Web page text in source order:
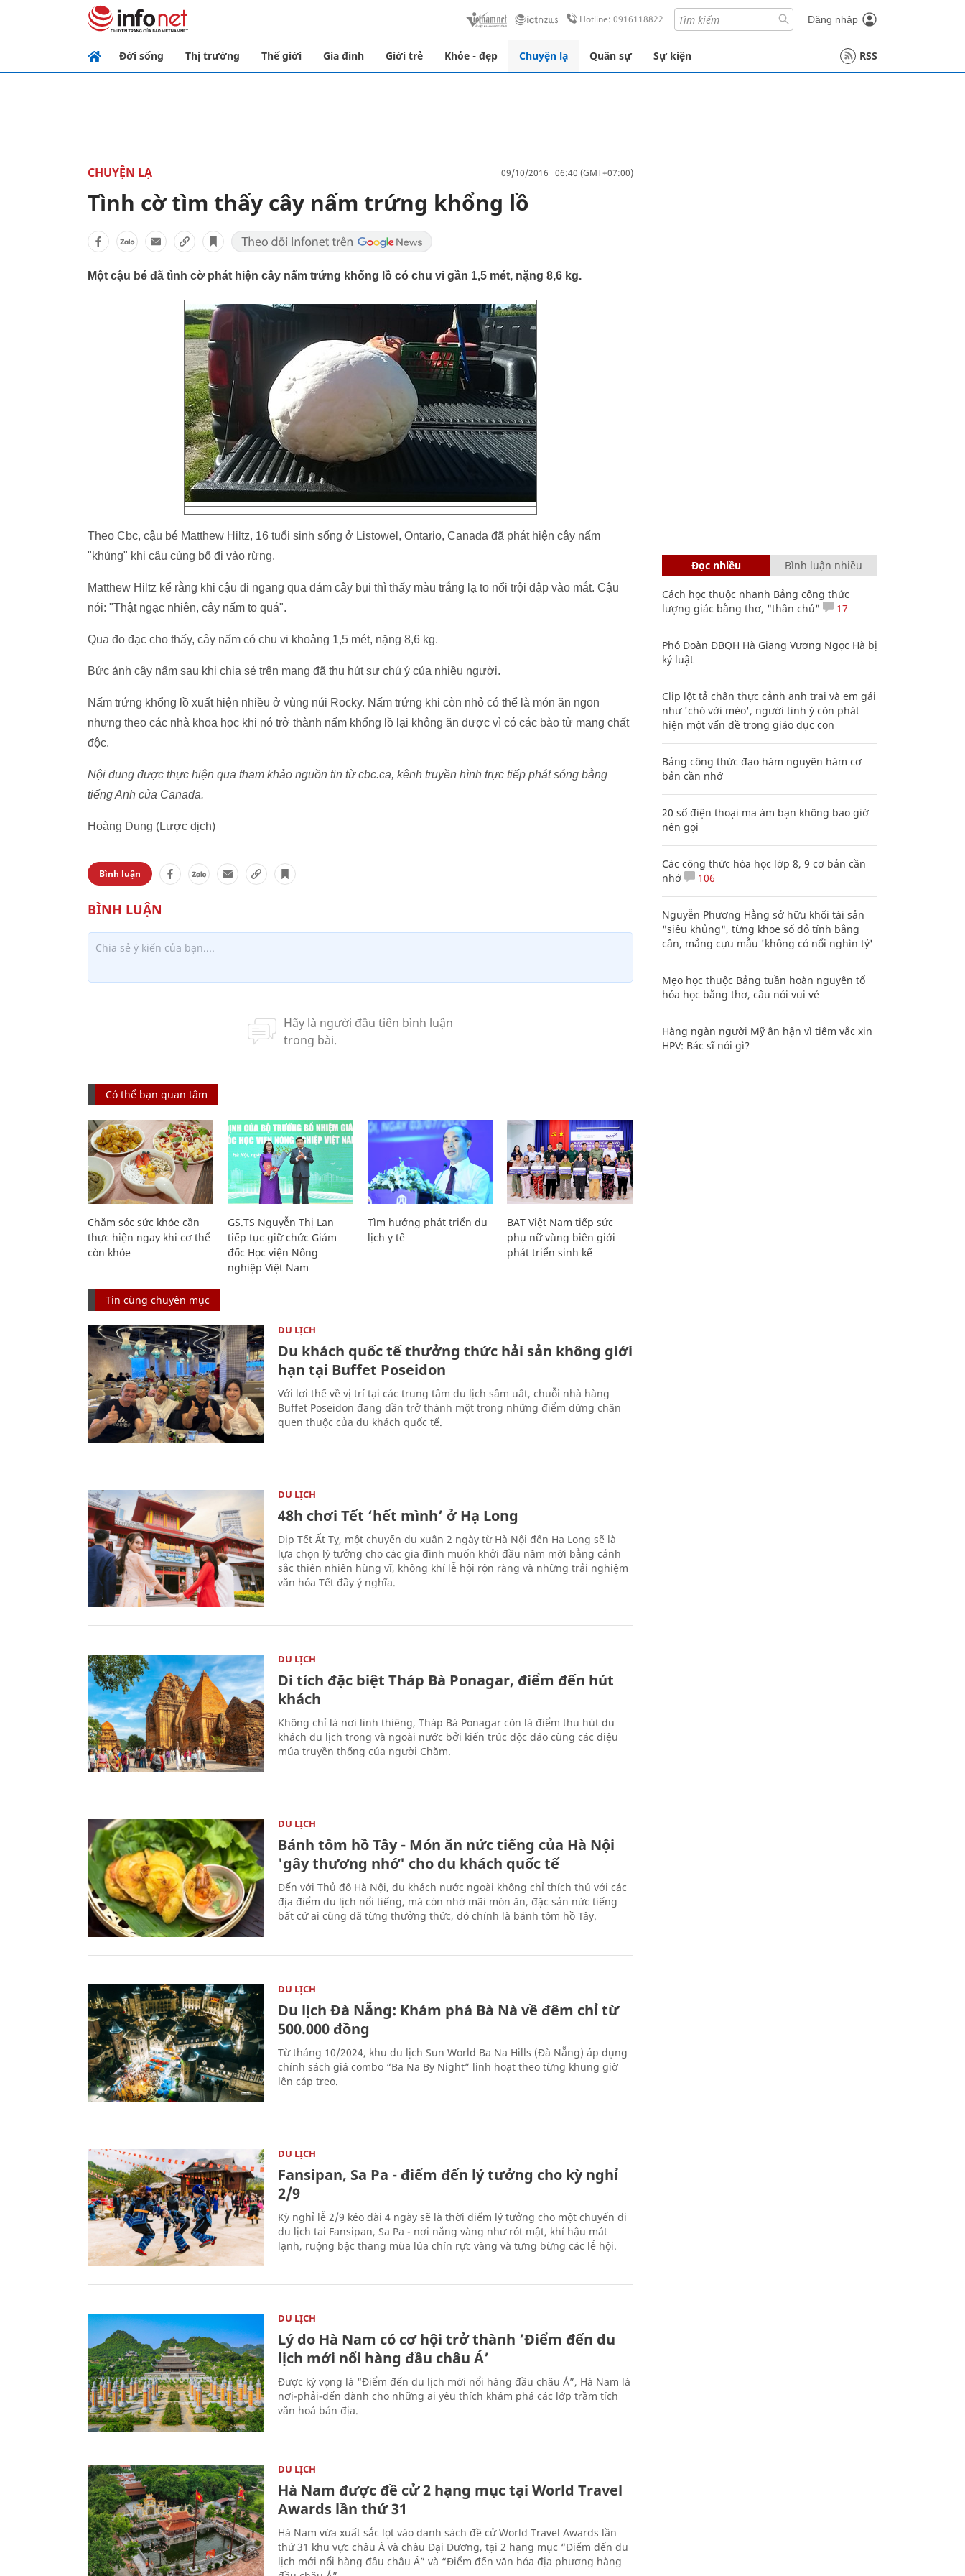
Hotline: 0916118822 Đăng nhập
Đời sống Thị trường Thế giới Gia đình Giới trẻ Khỏe - đẹp Chuyện lạ Quân sự Sự kiện RSS
CHUYỆN LẠ 09/10/2016 06:40 (GMT+07:00)
Tình cờ tìm thấy cây nấm trứng khổng lồ
Một cậu bé đã tình cờ phát hiện cây nấm trứng khổng lồ có chu vi gần 1,5 mét, nặng 8,6 kg.
Theo Cbc, cậu bé Matthew Hiltz, 16 tuổi sinh sống ở Listowel, Ontario, Canada đã phát hiện cây nấm
"khủng" khi cậu cùng bố đi vào rừng.
Matthew Hiltz kể rằng khi cậu đi ngang qua đám cây bụi thì thấy màu trắng lạ to nổi trội đập vào mắt. Cậu
nói: "Thật ngạc nhiên, cây nấm to quá".
Qua đo đạc cho thấy, cây nấm có chu vi khoảng 1,5 mét, nặng 8,6 kg.
Bức ảnh cây nấm sau khi chia sẻ trên mạng đã thu hút sự chú ý của nhiều người.
Nấm trứng khổng lồ xuất hiện nhiều ở vùng núi Rocky. Nấm trứng khi còn nhỏ có thể là món ăn ngon
nhưng theo các nhà khoa học khi nó trở thành nấm khổng lồ lại không ăn được vì có các bào tử mang chất
độc.
Nội dung được thực hiện qua tham khảo nguồn tin từ cbc.ca, kênh truyền hình trực tiếp phát sóng bằng
tiếng Anh của Canada.
Hoàng Dung (Lược dịch)
Bình luận
Có thể bạn quan tâm
Chăm sóc sức khỏe cần
thực hiện ngay khi cơ thể
còn khỏe
GS.TS Nguyễn Thị Lan
tiếp tục giữ chức Giám
đốc Học viện Nông
nghiệp Việt Nam
Tìm hướng phát triển du
lịch y tế
BAT Việt Nam tiếp sức
phụ nữ vùng biên giới
phát triển sinh kế
Tin cùng chuyên mục
DU LỊCH
Du khách quốc tế thưởng thức hải sản không giới
hạn tại Buffet Poseidon
Với lợi thế về vị trí tại các trung tâm du lịch sầm uất, chuỗi nhà hàng
Buffet Poseidon đang dần trở thành một trong những điểm dừng chân
quen thuộc của du khách quốc tế.
DU LỊCH
48h chơi Tết ‘hết mình’ ở Hạ Long
Dịp Tết Ất Tỵ, một chuyến du xuân 2 ngày từ Hà Nội đến Hạ Long sẽ là
lựa chọn lý tưởng cho các gia đình muốn khởi đầu năm mới bằng cảnh
sắc thiên nhiên hùng vĩ, không khí lễ hội rộn ràng và những trải nghiệm
văn hóa Tết đầy ý nghĩa.
DU LỊCH
Di tích đặc biệt Tháp Bà Ponagar, điểm đến hút
khách
Không chỉ là nơi linh thiêng, Tháp Bà Ponagar còn là điểm thu hút du
khách du lịch trong và ngoài nước bởi kiến trúc độc đáo cùng các điệu
múa truyền thống của người Chăm.
DU LỊCH
Bánh tôm hồ Tây - Món ăn nức tiếng của Hà Nội
'gây thương nhớ' cho du khách quốc tế
Đến với Thủ đô Hà Nội, du khách nước ngoài không chỉ thích thú với các
địa điểm du lịch nổi tiếng, mà còn nhớ mãi món ăn, đặc sản nức tiếng
bất cứ ai cũng đã từng thưởng thức, đó chính là bánh tôm hồ Tây.
DU LỊCH
Du lịch Đà Nẵng: Khám phá Bà Nà về đêm chỉ từ
500.000 đồng
Từ tháng 10/2024, khu du lịch Sun World Ba Na Hills (Đà Nẵng) áp dụng
chính sách giá combo “Ba Na By Night” linh hoạt theo từng khung giờ
lên cáp treo.
DU LỊCH
Fansipan, Sa Pa - điểm đến lý tưởng cho kỳ nghỉ
2/9
Kỳ nghỉ lễ 2/9 kéo dài 4 ngày sẽ là thời điểm lý tưởng cho một chuyến đi
du lịch tại Fansipan, Sa Pa - nơi nắng vàng như rót mật, khí hậu mát
lạnh, ruộng bậc thang mùa lúa chín rực vàng và tưng bừng các lễ hội.
DU LỊCH
Lý do Hà Nam có cơ hội trở thành ‘Điểm đến du
lịch mới nổi hàng đầu châu Á’
Được kỳ vọng là “Điểm đến du lịch mới nổi hàng đầu châu Á”, Hà Nam là
nơi-phải-đến dành cho những ai yêu thích khám phá các lớp trầm tích
văn hoá bản địa.
DU LỊCH
Hà Nam được đề cử 2 hạng mục tại World Travel
Awards lần thứ 31
Hà Nam vừa xuất sắc lọt vào danh sách đề cử World Travel Awards lần
thứ 31 khu vực châu Á và châu Đại Dương, tại 2 hạng mục “Điểm đến du
lịch mới nổi hàng đầu châu Á” và “Điểm đến văn hóa địa phương hàng
Đọc nhiều Bình luận nhiều
Cách học thuộc nhanh Bảng công thức
lượng giác bằng thơ, "thần chú"
17
Phó Đoàn ĐBQH Hà Giang Vương Ngọc Hà bị
kỷ luật
Clip lột tả chân thực cảnh anh trai và em gái
như 'chó với mèo', người tinh ý còn phát
hiện một vấn đề trong giáo dục con
Bảng công thức đạo hàm nguyên hàm cơ
bản cần nhớ
20 số điện thoại ma ám bạn không bao giờ
nên gọi
Các công thức hóa học lớp 8, 9 cơ bản cần
nhớ
106
Nguyễn Phương Hằng sở hữu khối tài sản
"siêu khủng", từng khoe sổ đỏ tính bằng
cân, mắng cựu mẫu 'không có nổi nghìn tỷ'
Mẹo học thuộc Bảng tuần hoàn nguyên tố
hóa học bằng thơ, câu nói vui vẻ
Hàng ngàn người Mỹ ân hận vì tiêm vắc xin
HPV: Bác sĩ nói gì?